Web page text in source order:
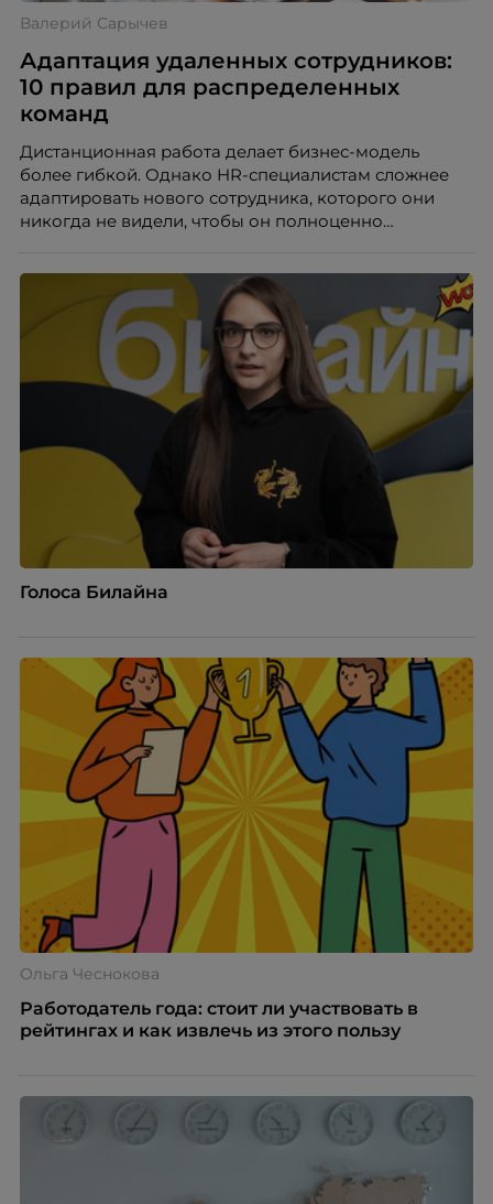
Валерий Сарычев
Адаптация удаленных сотрудников:
10 правил для распределенных
команд
Дистанционная работа делает бизнес-модель
более гибкой. Однако HR-специалистам сложнее
адаптировать нового сотрудника, которого они
никогда не видели, чтобы он полноценно
Голоса Билайна
Ольга Чеснокова
Работодатель года: стоит ли участвовать в
рейтингах и как извлечь из этого пользу